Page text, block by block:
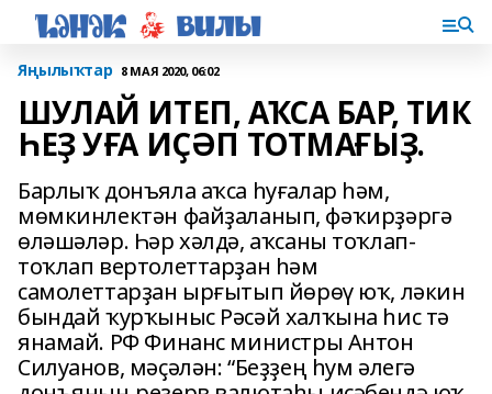
Яңылыҡтар 8 МАЯ 2020, 06:02
ШУЛАЙ ИТЕП, АҠСА БАР, ТИК
ҺЕҘ УҒА ИҪӘП ТОТМАҒЫҘ.
Барлыҡ донъяла аҡса һуғалар һәм,
мөмкинлектән файҙаланып, фәҡирҙәргә
өләшәләр. Һәр хәлдә, аҡсаны тоҡлап-
тоҡлап вертолеттарҙан һәм
самолеттарҙан ырғытып йөрөү юҡ, ләкин
бындай ҡурҡыныс Рәсәй халҡына һис тә
янамай. РФ Финанс министры Антон
Силуанов, мәҫәлән: “Беҙҙең һум әлегә